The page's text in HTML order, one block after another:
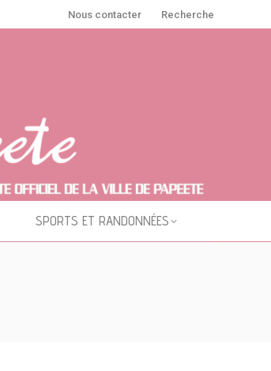
Nous contacter Recherche
SPORTS ET RANDONNÉES